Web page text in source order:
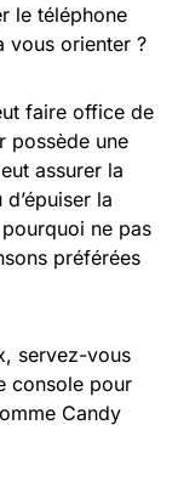
le téléphone
vous orienter ?
faire office de
possède une
assurer la
la
ne pas
préférées
servez-vous
console pour
Candy